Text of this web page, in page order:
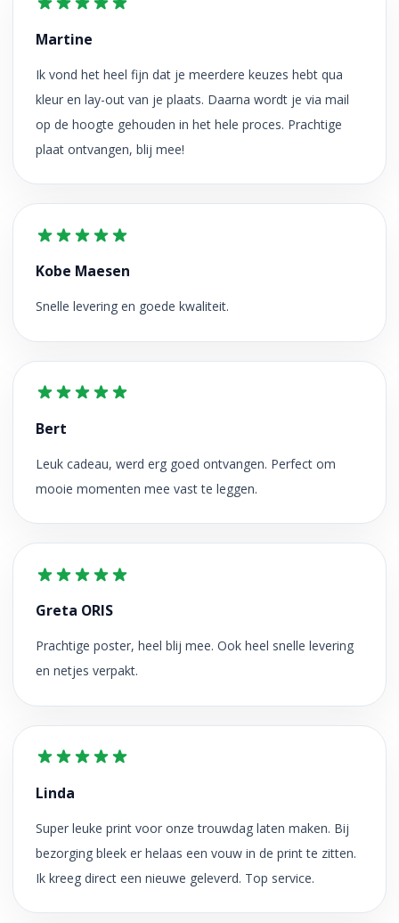
Martine
Ik vond het heel fijn dat je meerdere keuzes hebt qua
kleur en lay-out van je plaats. Daarna wordt je via mail
op de hoogte gehouden in het hele proces. Prachtige
plaat ontvangen, blij mee!
Kobe Maesen
Snelle levering en goede kwaliteit.
Bert
Leuk cadeau, werd erg goed ontvangen. Perfect om
mooie momenten mee vast te leggen.
Greta ORIS
Prachtige poster, heel blij mee. Ook heel snelle levering
en netjes verpakt.
Linda
Super leuke print voor onze trouwdag laten maken. Bij
bezorging bleek er helaas een vouw in de print te zitten.
Ik kreeg direct een nieuwe geleverd. Top service.